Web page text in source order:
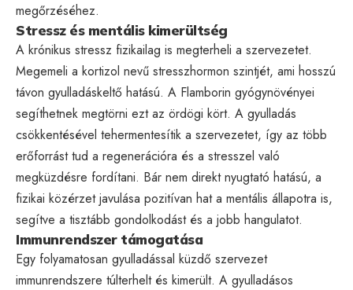
megőrzéséhez.
Stressz és mentális kimerültség
A krónikus stressz fizikailag is megterheli a szervezetet.
Megemeli a kortizol nevű stresszhormon szintjét, ami hosszú
távon gyulladáskeltő hatású. A Flamborin gyógynövényei
segíthetnek megtörni ezt az ördögi kört. A gyulladás
csökkentésével tehermentesítik a szervezetet, így az több
erőforrást tud a regenerációra és a stresszel való
megküzdésre fordítani. Bár nem direkt nyugtató hatású, a
fizikai közérzet javulása pozitívan hat a mentális állapotra is,
segítve a tisztább gondolkodást és a jobb hangulatot.
Immunrendszer támogatása
Egy folyamatosan gyulladással küzdő szervezet
immunrendszere túlterhelt és kimerült. A gyulladásos